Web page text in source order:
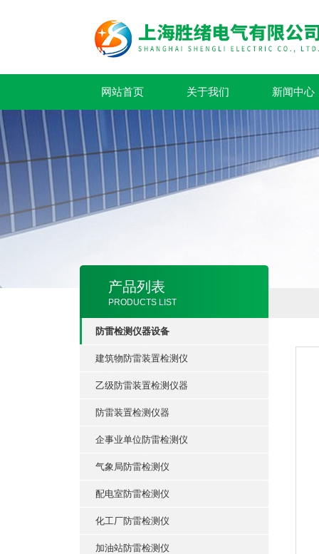
网站首页 关于我们 新闻中心
产品列表
PRODUCTS LIST
防雷检测仪器设备
建筑物防雷装置检测仪
乙级防雷装置检测仪器
防雷装置检测仪器
企事业单位防雷检测仪
气象局防雷检测仪
配电室防雷检测仪
化工厂防雷检测仪
加油站防雷检测仪